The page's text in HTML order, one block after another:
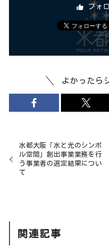
フォ
よかったら
水都大阪「水と光のシンボ
ル空間」創出事業業務を行
う事業者の選定結果につい
て
関連記事